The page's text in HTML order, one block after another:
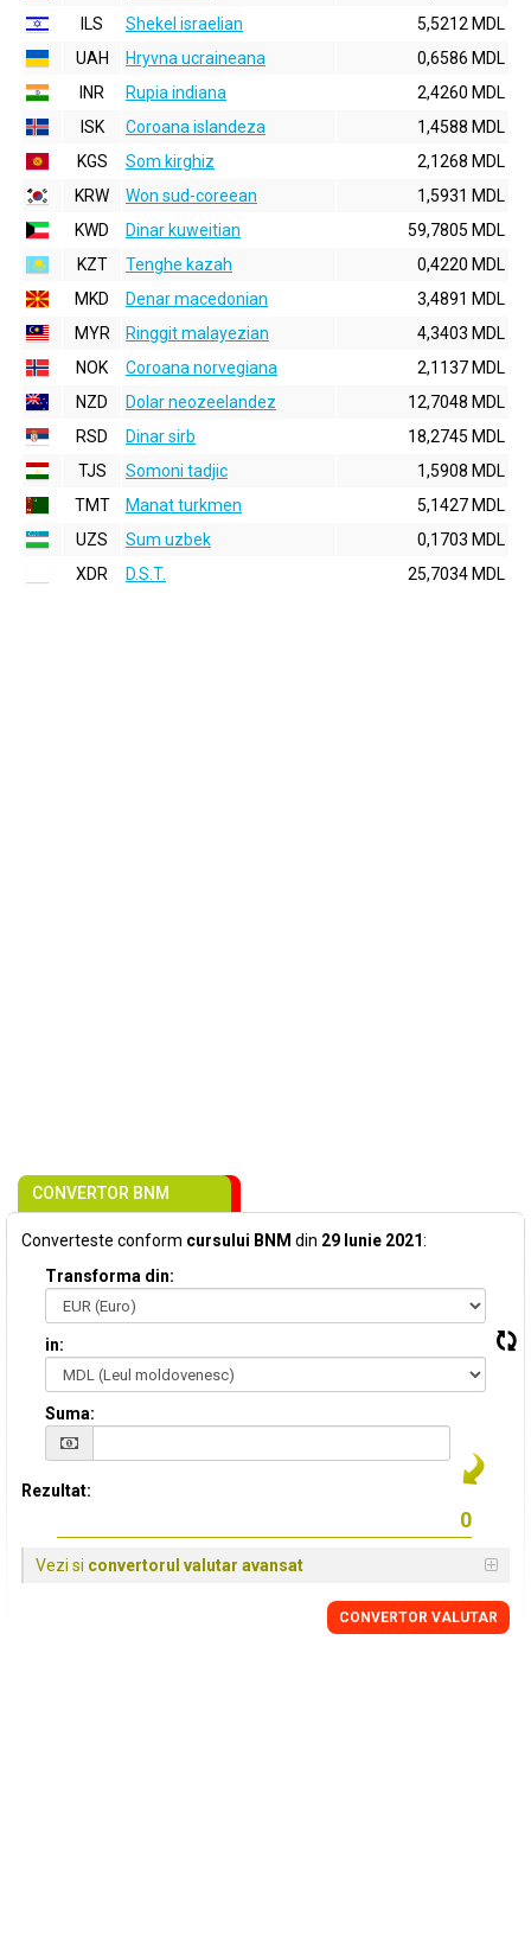
ILS
Shekel israelian
5,5212 MDL
UAH
Hryvna ucraineana
0,6586 MDL
INR
Rupia indiana
2,4260 MDL
ISK
Coroana islandeza
1,4588 MDL
KGS
Som kirghiz
2,1268 MDL
KRW
Won sud-coreean
1,5931 MDL
KWD
Dinar kuweitian
59,7805 MDL
KZT
Tenghe kazah
0,4220 MDL
MKD
Denar macedonian
3,4891 MDL
MYR
Ringgit malayezian
4,3403 MDL
NOK
Coroana norvegiana
2,1137 MDL
NZD
Dolar neozeelandez
12,7048 MDL
RSD
Dinar sirb
18,2745 MDL
TJS
Somoni tadjic
1,5908 MDL
TMT
Manat turkmen
5,1427 MDL
UZS
Sum uzbek
0,1703 MDL
XDR
D.S.T. 25,7034 MDL
CONVERTOR BNM
Converteste conform cursului BNM din 29 Iunie 2021:
Transforma din:
in:
Suma:
Rezultat:
Vezi si convertorul valutar avansat
CONVERTOR VALUTAR